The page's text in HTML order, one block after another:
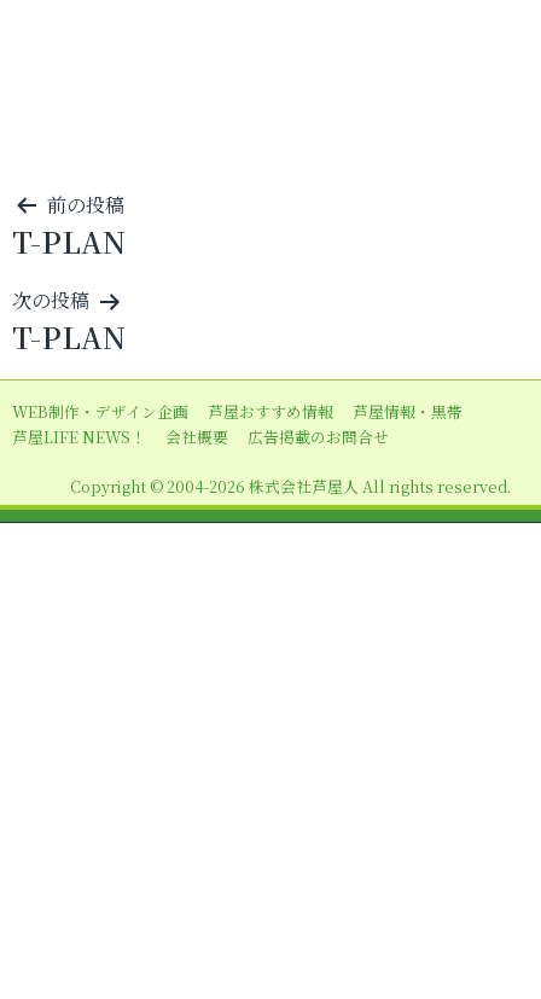
投
稿
ナ
ビ
ゲ
ー
シ
ン
前の投稿
T-PLAN
次の投稿
T-PLAN
WEB制作・デザイン企画 芦屋おすすめ情報
芦屋情報・黒帯
芦屋LIFE NEWS！
会社概要 広告掲載のお問合せ
Copyright © 2004-2026 株式会社芦屋人 All rights reserved.